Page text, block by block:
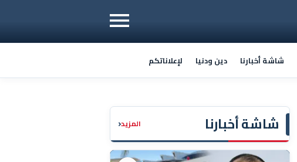
شاشة أخبارنا دين ودنيا لإعلاناتكم
شاشة أخبارنا المزيد‹